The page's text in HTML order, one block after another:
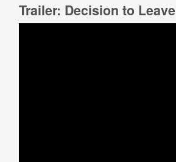
Trailer: Decision to Leave